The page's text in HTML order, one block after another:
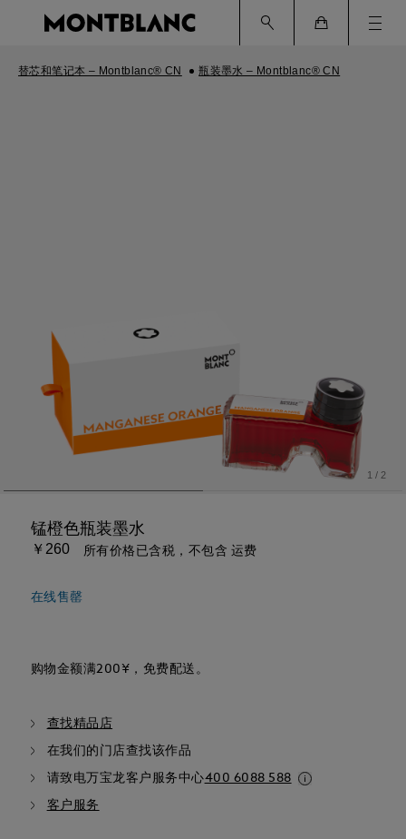
替芯和笔记本 – Montblanc® CN 瓶装墨水 – Montblanc® CN
1 / 2
锰橙色瓶装墨水
￥260 所有价格已含税，不包含 运费
在线售罄
购物金额满200¥，免费配送。
查找精品店
在我们的门店查找该作品
请致电万宝龙客户服务中心400 6088 588
客户服务